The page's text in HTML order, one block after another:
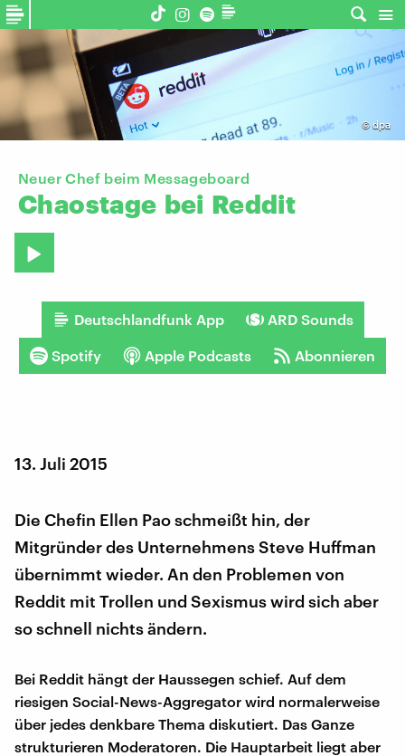
© dpa
Neuer Chef beim Messageboard
Chaostage bei Reddit
Deutschlandfunk App ARD Sounds
Spotify Apple Podcasts Abonnieren
13. Juli 2015
Die Chefin Ellen Pao schmeißt hin, der
Mitgründer des Unternehmens Steve Huffman
übernimmt wieder. An den Problemen von
Reddit mit Trollen und Sexismus wird sich aber
so schnell nichts ändern.
Bei Reddit hängt der Haussegen schief. Auf dem
riesigen Social-News-Aggregator wird normalerweise
über jedes denkbare Thema diskutiert. Das Ganze
strukturieren Moderatoren. Die Hauptarbeit liegt aber